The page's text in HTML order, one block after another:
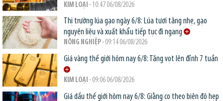
KIM LOẠI - 10:47 06/08/2026
Thị trường lúa gạo ngày 6/8: Lúa tươi tăng nhẹ, gạo
nguyên liệu và xuất khẩu tiếp tục đi ngang
NÔNG NGHIỆP- 09:14 06/08/2026
Giá vàng thế giới hôm nay 6/8: Tăng vọt lên đỉnh 7 tuần
KIM LOẠI - 09:06 06/08/2026
Giá dầu thế giới hôm nay 6/8: Giằng co theo biên độ hẹp